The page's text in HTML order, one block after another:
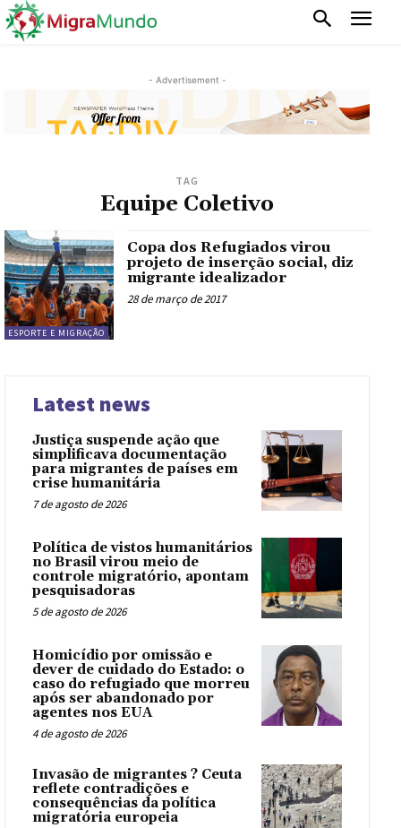
- Advertisement -
TAG
Equipe Coletivo
ESPORTE E MIGRAÇÃO
Copa dos Refugiados virou
projeto de inserção social, diz
migrante idealizador
28 de março de 2017
Latest news
Justiça suspende ação que
simplificava documentação
para migrantes de países em
crise humanitária
7 de agosto de 2026
Política de vistos humanitários
no Brasil virou meio de
controle migratório, apontam
pesquisadoras
5 de agosto de 2026
Homicídio por omissão e
dever de cuidado do Estado: o
caso do refugiado que morreu
após ser abandonado por
agentes nos EUA
4 de agosto de 2026
Invasão de migrantes ? Ceuta
reflete contradições e
consequências da política
migratória europeia